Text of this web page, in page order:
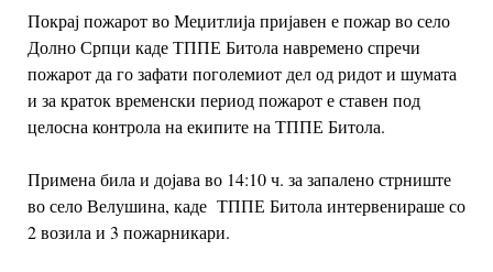
Покрај пожарот во Меџитлија пријавен е пожар во село
Долно Српци каде ТППЕ Битола навремено спречи
пожарот да го зафати поголемиот дел од ридот и шумата
и за краток временски период пожарот е ставен под
целосна контрола на екипите на ТППЕ Битола.
Примена била и дојава во 14:10 ч. за запалено стрниште
во село Велушина, каде ТППЕ Битола интервенираше со
2 возила и 3 пожарникари.